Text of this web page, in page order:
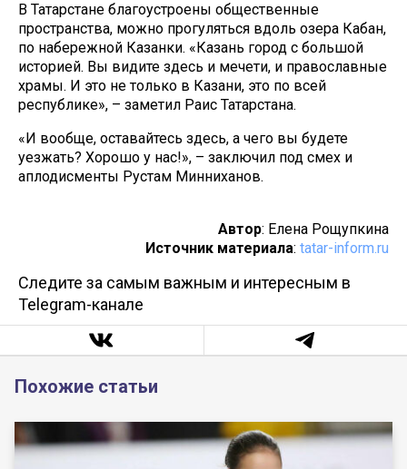
В Татарстане благоустроены общественные
пространства, можно прогуляться вдоль озера Кабан,
по набережной Казанки. «Казань город с большой
историей. Вы видите здесь и мечети, и православные
храмы. И это не только в Казани, это по всей
республике», – заметил Раис Татарстана.
«И вообще, оставайтесь здесь, а чего вы будете
уезжать? Хорошо у нас!», – заключил под смех и
аплодисменты Рустам Минниханов.
Автор: Елена Рощупкина
Источник материала: tatar-inform.ru
Следите за самым важным и интересным в
Telegram-канале
Похожие статьи